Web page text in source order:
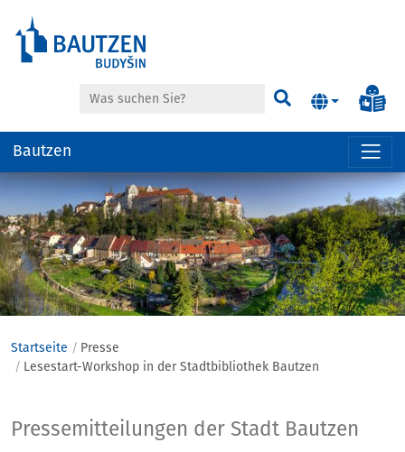
der
anspringen
Suche Suchen
Bautzen
Startseite
Presse
Lesestart-Workshop in der Stadtbibliothek Bautzen
Presse
Pressemitteilungen der Stadt Bautzen